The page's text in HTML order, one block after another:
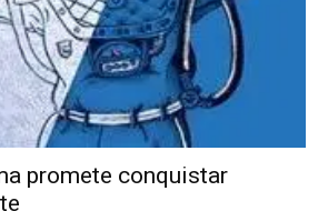
promete conquistar